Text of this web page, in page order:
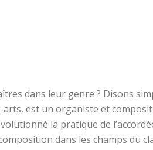
dans leur genre ? Disons
arts, est un organiste et
la pratique de
dans les champs du